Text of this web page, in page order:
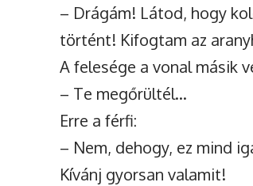
– Drágám! Látod, hogy
történt! Kifogtam az
A felesége a vonal másik
– Te megőrültél…
Erre a férfi:
– Nem, dehogy, ez mind
Kívánj gyorsan valamit!